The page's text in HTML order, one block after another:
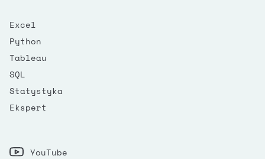
Excel
Python
Tableau
SQL
Statystyka
Ekspert
YouTube